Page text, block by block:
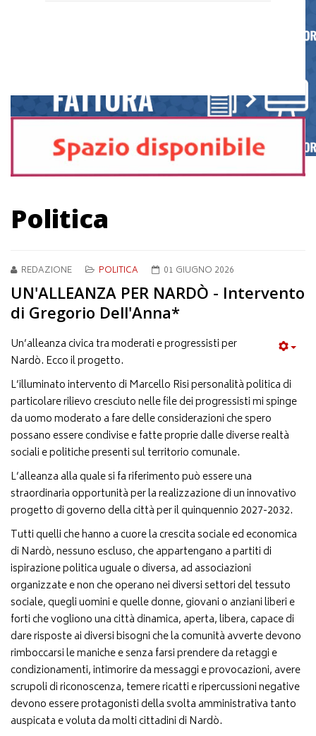
Politica
REDAZIONE POLITICA 01 GIUGNO 2026
UN'ALLEANZA PER NARDÒ - Intervento
di Gregorio Dell'Anna*
Un’alleanza civica tra moderati e progressisti per
Nardò. Ecco il progetto.
L’illuminato intervento di Marcello Risi personalità politica di
particolare rilievo cresciuto nelle file dei progressisti mi spinge
da uomo moderato a fare delle considerazioni che spero
possano essere condivise e fatte proprie dalle diverse realtà
sociali e politiche presenti sul territorio comunale.
L’alleanza alla quale si fa riferimento può essere una
straordinaria opportunità per la realizzazione di un innovativo
progetto di governo della città per il quinquennio 2027-2032.
Tutti quelli che hanno a cuore la crescita sociale ed economica
di Nardò, nessuno escluso, che appartengano a partiti di
ispirazione politica uguale o diversa, ad associazioni
organizzate e non che operano nei diversi settori del tessuto
sociale, quegli uomini e quelle donne, giovani o anziani liberi e
forti che vogliono una città dinamica, aperta, libera, capace di
dare risposte ai diversi bisogni che la comunità avverte devono
rimboccarsi le maniche e senza farsi prendere da retaggi e
condizionamenti, intimorire da messaggi e provocazioni, avere
scrupoli di riconoscenza, temere ricatti e ripercussioni negative
devono essere protagonisti della svolta amministrativa tanto
auspicata e voluta da molti cittadini di Nardò.